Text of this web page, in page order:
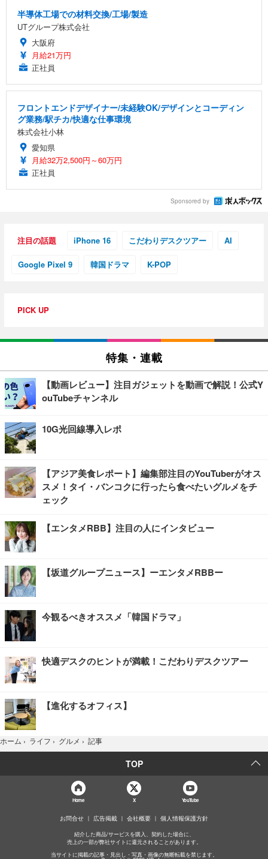
半導体工場での材料交換/工場/製造
UTグループ株式会社
大阪府
月給21万円
正社員
フロントエンドデザイナー/未経験OK/デザインとコーディン
グ業務/駅チカ/快適な仕事環境
株式会社小林
愛知県
月給32万2,500円～60万円
正社員
Sponsored by
注目の話題 iPhone 16 こだわりデスクツアー AI
Google Pixel 9 韓国ドラマ K-POP
PICK UP
特集・連載
【動画レビュー】注目ガジェットを動画で解説！公式Y
ouTubeチャンネル
10G光回線導入レポ
【アジア美食レポート】編集部注目のYouTuberがオス
スメ！タイ・バンコクに行ったら食べたいグルメをチ
ェック
【エンタメRBB】注目の人にインタビュー
【坂道グループニュース】ーエンタメRBBー
今観るべきオススメ「韓国ドラマ」
快適デスクのヒントが満載！こだわりデスクツアー
【進化するオフィス】
ホーム › ライフ › グルメ › 記事
TOP
Home X YouTube
お問合せ 広告掲載 会社概要 個人情報保護方針
紹介した商品/サービスを購入、契約した場合に、
売上の一部が弊社サイトに還元されることがあります。
当サイトに掲載の記事・見出し・写真・画像の無断転載を禁じます。